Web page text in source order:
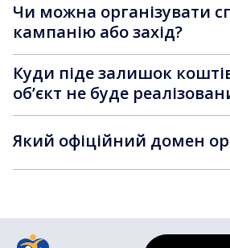
Чи можна організувати
кампанію або захід?
Куди піде залишок
обʼєкт не буде
Який офіційний домен